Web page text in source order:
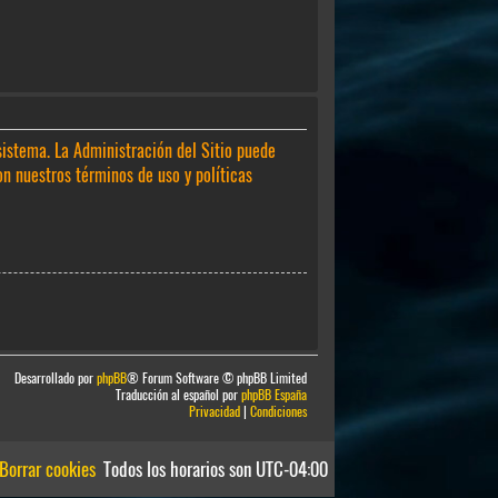
La Administración del Sitio puede
nuestros términos de uso y políticas
Desarrollado porphpBB® Forum Software © phpBB Limited
Traducción al español porphpBB España
Privacidad| Condiciones
Todos los horarios son UTC-04:00
Borrar cookies